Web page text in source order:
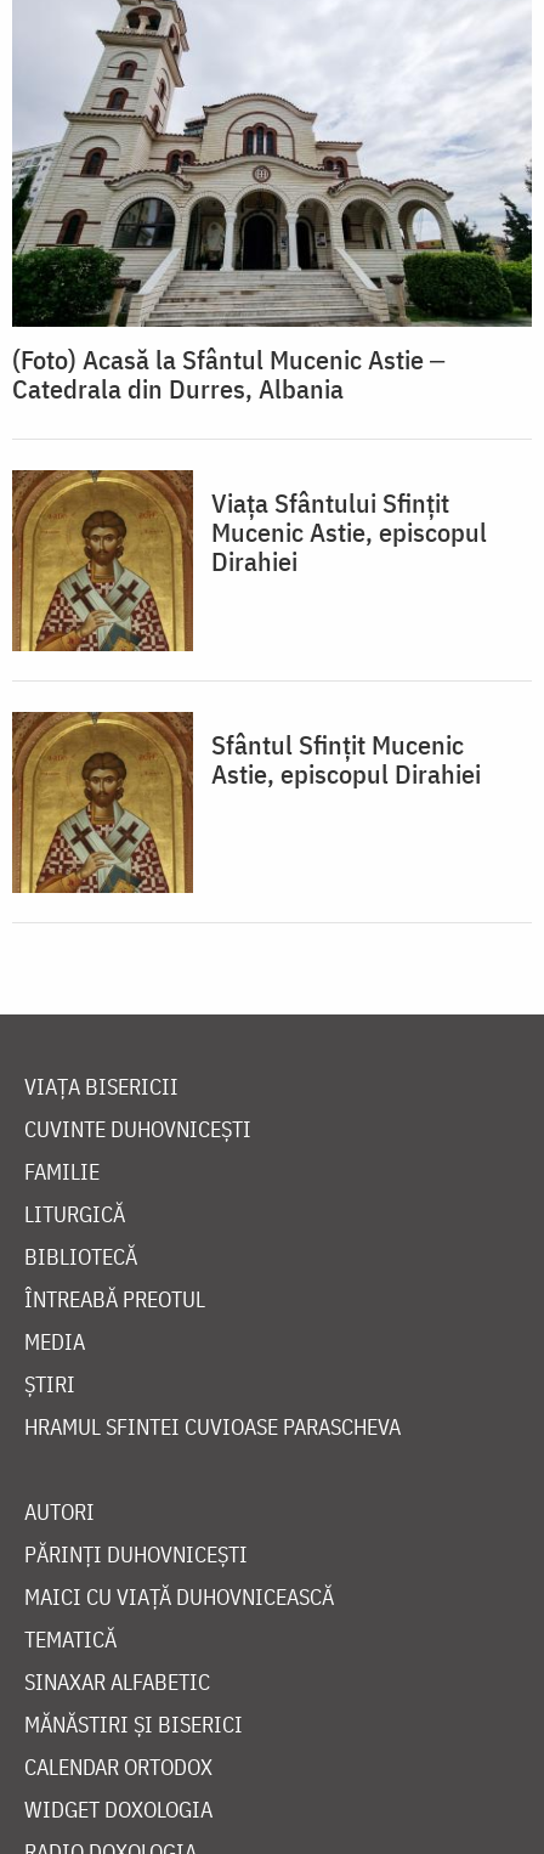
(Foto) Acasă la Sfântul Mucenic Astie ‒
Catedrala din Durres, Albania
Viața Sfântului Sfințit
Mucenic Astie, episcopul
Dirahiei
Sfântul Sfinţit Mucenic
Astie, episcopul Dirahiei
VIAȚA BISERICII
CUVINTE DUHOVNICEȘTI
FAMILIE
LITURGICĂ
BIBLIOTECĂ
ÎNTREABĂ PREOTUL
MEDIA
ȘTIRI
HRAMUL SFINTEI CUVIOASE PARASCHEVA
AUTORI
PĂRINȚI DUHOVNICEȘTI
MAICI CU VIAȚĂ DUHOVNICEASCĂ
TEMATICĂ
SINAXAR ALFABETIC
MĂNĂSTIRI ȘI BISERICI
CALENDAR ORTODOX
WIDGET DOXOLOGIA